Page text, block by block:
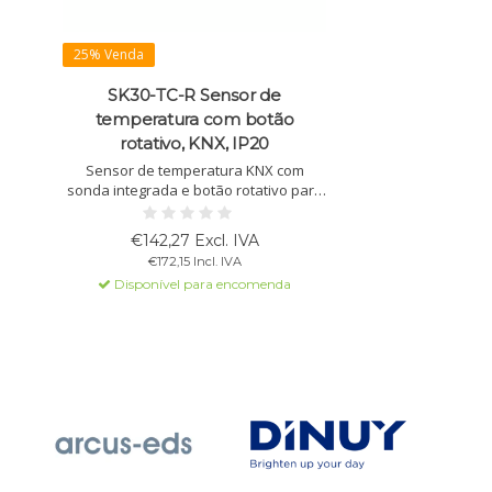
25% Venda
SK30-TC-R Sensor de
temperatura com botão
rotativo, KNX, IP20
Sensor de temperatura KNX com
sonda integrada e botão rotativo para
controlar a temperatura ambiente.
Possui duas E/S binárias, LED de
estado e funções HVAC para
aquecimento e arrefecimento.
€142,27 Excl. IVA
€172,15 Incl. IVA
Disponível para encomenda